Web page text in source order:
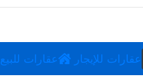
عقارات للبيع عقارات للإيجار